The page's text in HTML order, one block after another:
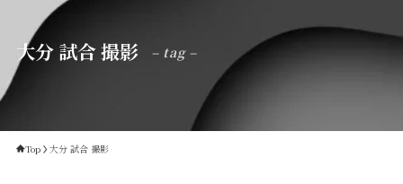
Service
大分 試合 撮影 – tag –
Top 大分 試合 撮影